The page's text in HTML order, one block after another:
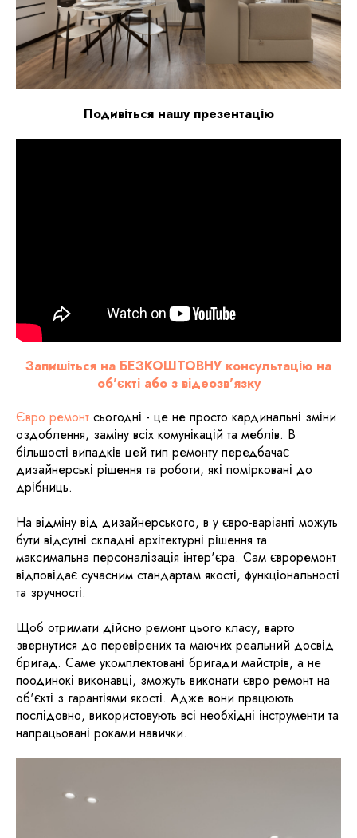
Подивіться нашу презентацію
Запишіться на БЕЗКОШТОВНУ консультацію на
об'єкті або з відеозв'язку
Євро ремонт сьогодні - це не просто кардинальні зміни
оздоблення, заміну всіх комунікацій та меблів. В
більшості випадків цей тип ремонту передбачає
дизайнерські рішення та роботи, які помірковані до
дрібниць.
На відміну від дизайнерського, в у євро-варіанті можуть
бути відсутні складні архітектурні рішення та
максимальна персоналізація інтер'єра. Сам євроремонт
відповідає сучасним стандартам якості, функціональності
та зручності.
Щоб отримати дійсно ремонт цього класу, варто
звернутися до перевірених та маючих реальний досвід
бригад. Саме укомплектовані бригади майстрів, а не
поодинокі виконавці, зможуть виконати євро ремонт на
об'єкті з гарантіями якості. Адже вони працюють
послідовно, використовують всі необхідні інструменти та
напрацьовані роками навички.